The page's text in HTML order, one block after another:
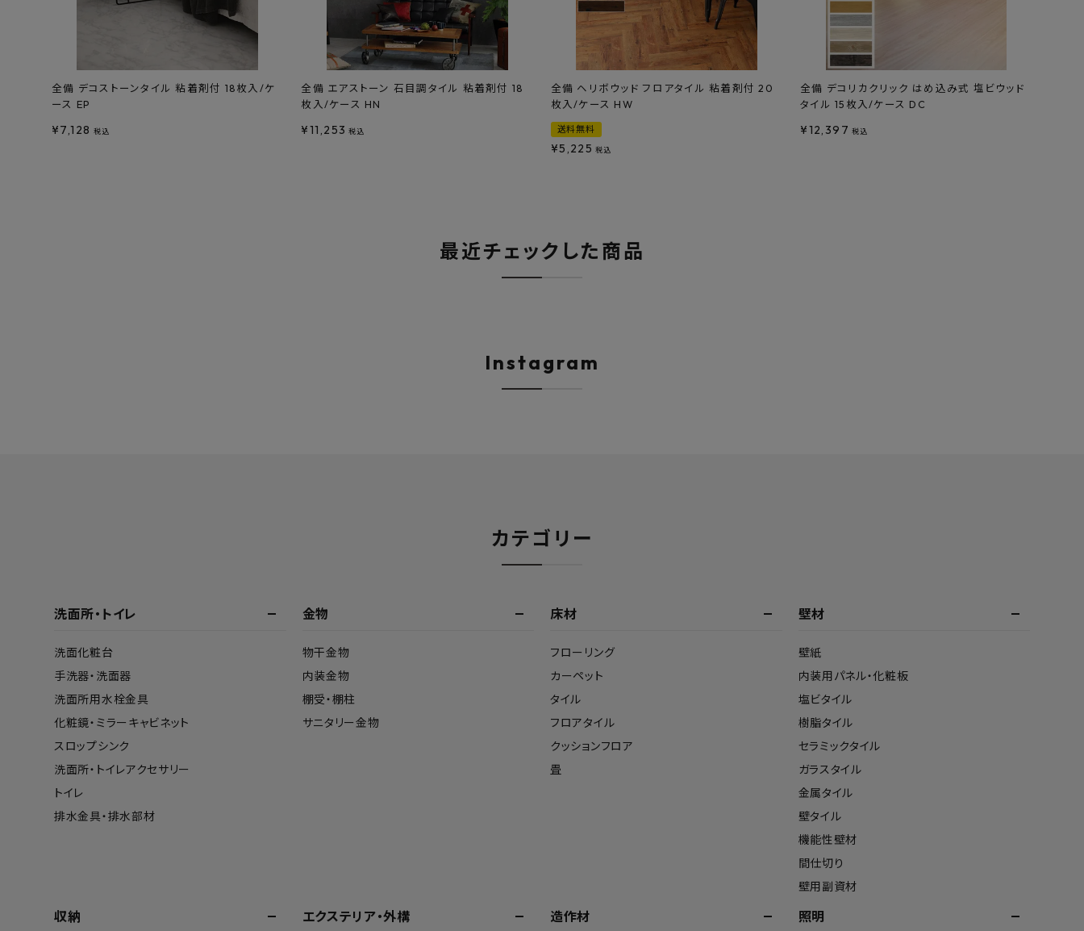
全備 デコストーンタイル 粘着剤付 18枚入/ケ
ース EP
¥7,128 税込
全備 エアストーン 石目調タイル 粘着剤付 18
枚入/ケース HN
¥11,253 税込
全備 ヘリボウッド フロアタイル 粘着剤付 20
枚入/ケース HW
送料無料
¥5,225 税込
全備 デコリカクリック はめ込み式 塩ビウッド
タイル 15枚入/ケース DC
¥12,397 税込
最近チェックした商品
Instagram
カテゴリー
洗面所・トイレ
洗面化粧台
手洗器・洗面器
洗面所用水栓金具
化粧鏡・ミラーキャビネット
スロップシンク
洗面所・トイレアクセサリー
トイレ
排水金具・排水部材
金物
物干金物
内装金物
棚受・棚柱
サニタリー金物
床材
フローリング
カーペット
タイル
フロアタイル
クッションフロア
畳
壁材
壁紙
内装用パネル・化粧板
塩ビタイル
樹脂タイル
セラミックタイル
ガラスタイル
金属タイル
壁タイル
機能性壁材
間仕切り
壁用副資材
収納 エクステリア・外構 造作材 照明